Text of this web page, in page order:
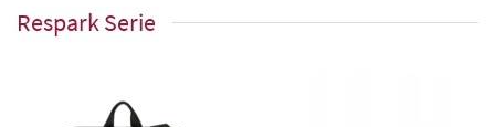
Respark Serie